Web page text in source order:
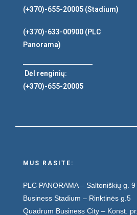
(+370)-655-20005 (Stadium)
(+370)-633-00900 (PLC
Panorama)
Dėl renginių:
(+370)-655-20005
MUS RASITE:
PLC PANORAMA – Saltoniškių g. 9
Business Stadium – Rinktinės g.5
Quadrum Business City – Konst. pr.